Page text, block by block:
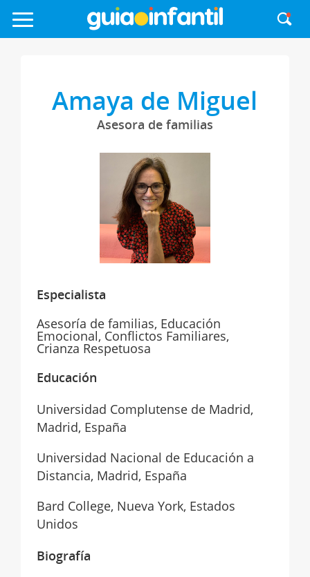
Amaya de Miguel
Asesora de familias
Especialista
Asesoría de familias, Educación
Emocional, Conflictos Familiares,
Crianza Respetuosa
Educación
Universidad Complutense de Madrid,
Madrid, España
Universidad Nacional de Educación a
Distancia, Madrid, España
Bard College, Nueva York, Estados
Unidos
Biografía